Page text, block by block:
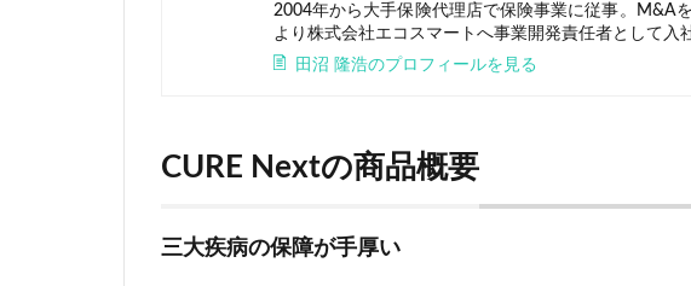
2004年から大手保険代理店で保険事業に従事。M&A
より株式会社エコスマートへ事業開発責任者として入
田沼 隆浩のプロフィールを見る
CURE Nextの商品概要
三大疾病の保障が手厚い